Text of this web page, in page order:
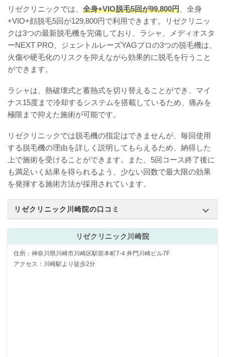
リゼクリニックでは、 全身+VIO脱毛5回が99,800円 、全身
+VIO+顔脱毛5回が129,800円で利用できます。リゼクリニッ
クは3つの最新脱毛機を完備しており、ラシャ、メディオスタ
ーNEXT PRO、ジェントルレーズYAGプロの3つの脱毛機は、
火傷や硬毛化のリスクを抑えながら効果的に脱毛を行うこと
ができます。
ラシャは、熱破壊式と蓄熱式を切り替えることができ、マイ
ナス15度まで冷却するシステムを搭載しているため、痛みを
極限まで抑えた施術が可能です。
リゼクリニックでは脱毛機の指定はできませんが、毎回使用
する脱毛機の理由を詳しく説明してもらえるため、納得した
上で施術を受けることができます。また、5回コース終了後に
も満足いく結果を得られるよう、少ない回数で最大限の効果
を発揮する施術方法が採用されています。
リゼクリニック川崎院の口コミ
リゼクリニック川崎院
住所：神奈川県川崎市川崎区駅前本町7-4 井門川崎ビル7F
アクセス：川崎駅より徒歩2分